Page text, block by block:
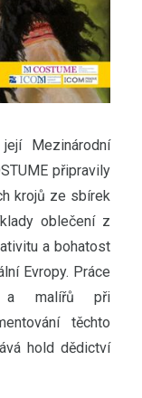
Mezinárodní
připravily
krojů ze sbírek
oblečení z
a bohatost
Evropy. Práce
a malířů při
těchto
hold dědictví